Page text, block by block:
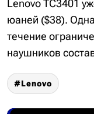
Lenovo TC3401
юаней ($38).
течение
наушников
Lenovo